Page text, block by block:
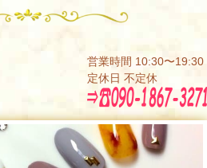
営業時間 10:30〜19:30
定休日 不定休